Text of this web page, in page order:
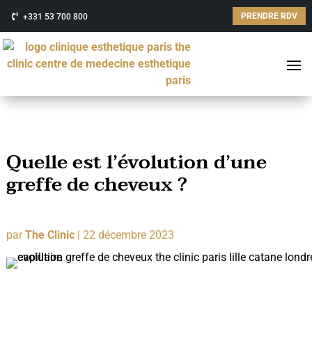
+331 53 700 800 PRENDRE RDV
Quelle est l’évolution d’une
greffe de cheveux ?
parThe Clinic| 22 décembre 2023